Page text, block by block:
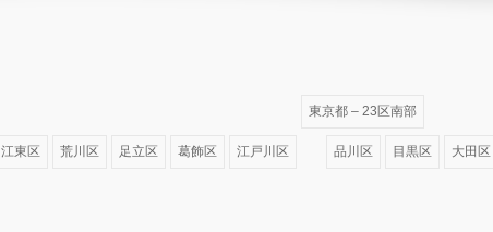
江東区 荒川区 足立区 葛飾区 江戸川区
東京都 – 23区南部
品川区 目黒区 大田区